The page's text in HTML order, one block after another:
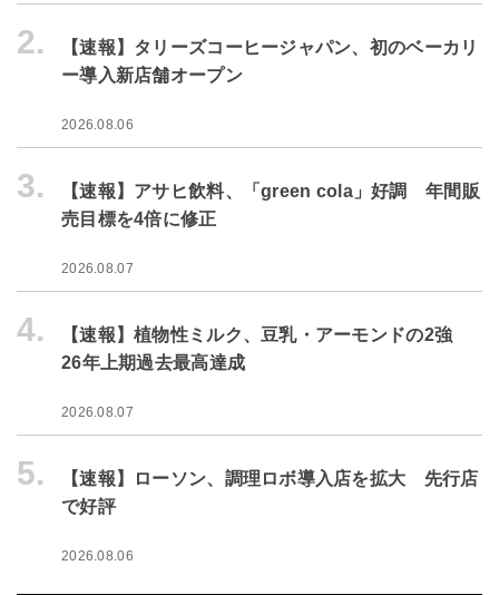
2.
【速報】タリーズコーヒージャパン、初のベーカリ
ー導入新店舗オープン
2026.08.06
3.
【速報】アサヒ飲料、「green cola」好調 年間販
売目標を4倍に修正
2026.08.07
4.
【速報】植物性ミルク、豆乳・アーモンドの2強
26年上期過去最高達成
2026.08.07
5.
【速報】ローソン、調理ロボ導入店を拡大 先行店
で好評
2026.08.06